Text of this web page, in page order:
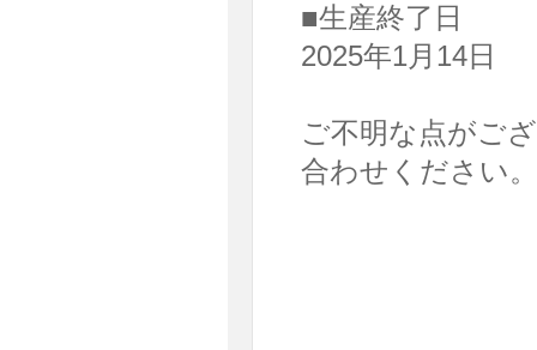
■生産終了日
2025年1月14日
ご不明な点がご
合わせください。